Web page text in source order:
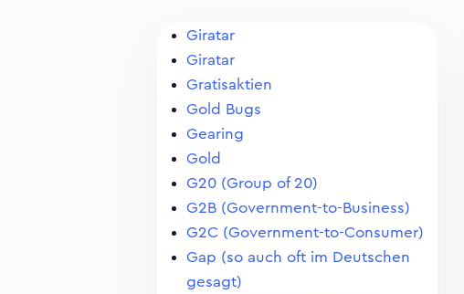
Giratar
Giratar
Gratisaktien
Gold Bugs
Gearing
Gold
G20 (Group of 20)
G2B (Government-to-Business)
G2C (Government-to-Consumer)
Gap (so auch oft im Deutschen
gesagt)